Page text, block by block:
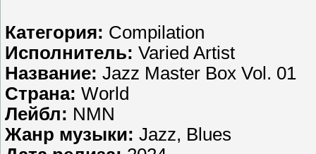
Категория: Compilation
Исполнитель: Varied Artist
Название: Jazz Master Box Vol. 01
Страна: World
Лейбл: NMN
Жанр музыки: Jazz, Blues